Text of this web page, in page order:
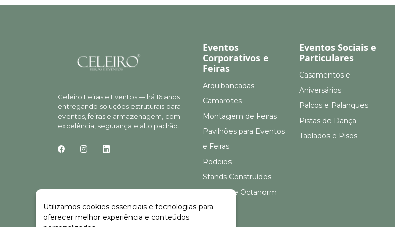
Celeiro Feiras e Eventos — há 16 anos
entregando soluções estruturais para
eventos, feiras e armazenagem, com
excelência, segurança e alto padrão.
Eventos
Corporativos e
Feiras
Arquibancadas
Camarotes
Montagem de Feiras
Pavilhões para Eventos
e Feiras
Rodeios
Stands Construídos
Stands de Octanorm
Eventos Sociais e
Particulares
Casamentos e
Aniversários
Palcos e Palanques
Pistas de Dança
Tablados e Pisos
Utilizamos cookies essenciais e tecnologias para
oferecer melhor experiência e conteúdos